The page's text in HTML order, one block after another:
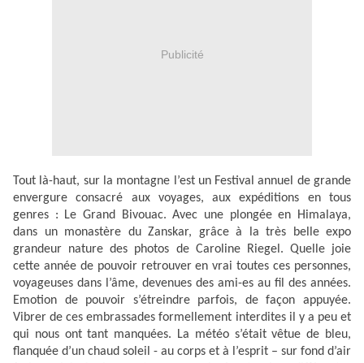
Publicité
Tout là-haut, sur la montagne l’est un Festival annuel de grande
envergure consacré aux voyages, aux expéditions en tous
genres : Le Grand Bivouac. Avec une plongée en Himalaya,
dans un monastère du Zanskar, grâce à la très belle expo
grandeur nature des photos de Caroline Riegel. Quelle joie
cette année de pouvoir retrouver en vrai toutes ces personnes,
voyageuses dans l’âme, devenues des ami-es au fil des années.
Emotion de pouvoir s’étreindre parfois, de façon appuyée.
Vibrer de ces embrassades formellement interdites il y a peu et
qui nous ont tant manquées. La météo s’était vêtue de bleu,
flanquée d’un chaud soleil - au corps et à l’esprit – sur fond d’air